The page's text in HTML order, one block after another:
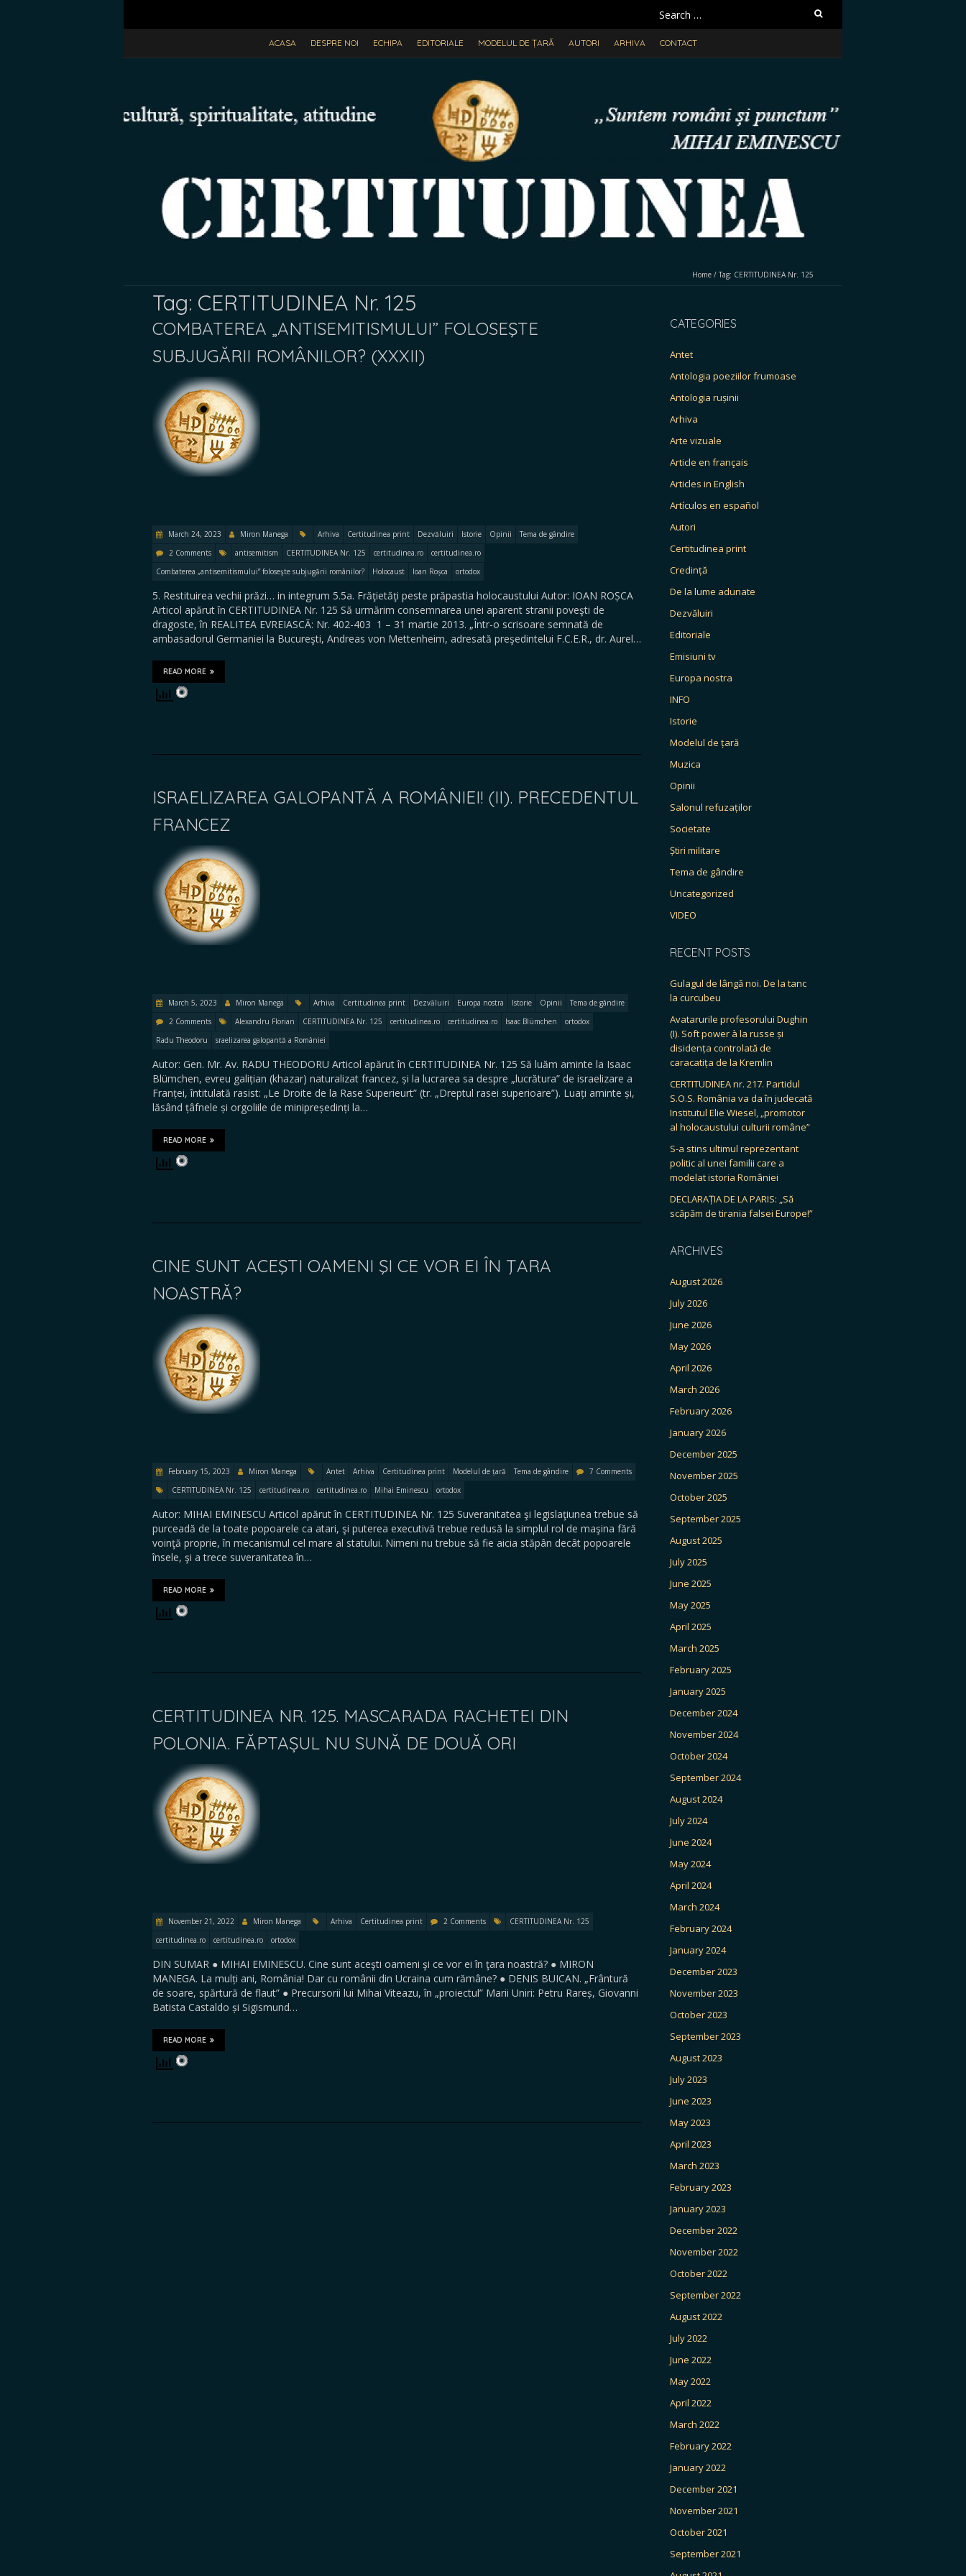
Search
for:
ACASA DESPRE NOI ECHIPA EDITORIALE MODELUL DE ȚARĂ AUTORI ARHIVA CONTACT
Home / Tag: CERTITUDINEA Nr. 125
Tag: CERTITUDINEA Nr. 125
COMBATEREA „ANTISEMITISMULUI” FOLOSEŞTE
SUBJUGĂRII ROMÂNILOR? (XXXII)
March 24, 2023 Miron Manega Arhiva Certitudinea print Dezvăluiri Istorie Opinii
Tema de gândire
2 Comments
antisemitism CERTITUDINEA Nr. 125 certitudinea.ro
certitudinea.ro
Combaterea „antisemitismului” foloseşte subjugării românilor?
Holocaust Ioan Roșca ortodox
5. Restituirea vechii prăzi… in integrum 5.5a. Frăţietăţi peste prăpastia holocaustului Autor: IOAN ROȘCA
Articol apărut în CERTITUDINEA Nr. 125 Să urmărim consemnarea unei aparent stranii poveşti de
dragoste, în REALITEA EVREIASCĂ: Nr. 402-403 1 – 31 martie 2013. „Într-o scrisoare semnată de
ambasadorul Germaniei la Bucureşti, Andreas von Mettenheim, adresată preşedintelui F.C.E.R., dr. Aurel…
READ MORE
ISRAELIZAREA GALOPANTĂ A ROMÂNIEI! (II). PRECEDENTUL
FRANCEZ
March 5, 2023 Miron Manega Arhiva Certitudinea print Dezvăluiri Europa nostra Istorie Opinii
Tema de gândire
2 Comments
Alexandru Florian CERTITUDINEA Nr. 125 certitudinea.ro certitudinea.ro Isaac Blümchen
ortodox
Radu Theodoru
sraelizarea galopantă a României
Autor: Gen. Mr. Av. RADU THEODORU Articol apărut în CERTITUDINEA Nr. 125 Să luăm aminte la Isaac
Blümchen, evreu galițian (khazar) naturalizat francez, și la lucrarea sa despre „lucrătura” de israelizare a
Franței, întitulată rasist: „Le Droite de la Rase Superieurt” (tr. „Dreptul rasei superioare”). Luați aminte și,
lăsând țâfnele și orgoliile de minipreședinți la…
READ MORE
CINE SUNT ACEŞTI OAMENI ŞI CE VOR EI ÎN ŢARA
NOASTRĂ?
February 15, 2023 Miron Manega Antet Arhiva Certitudinea print Modelul de țară Tema de gândire
7 Comments
CERTITUDINEA Nr. 125
certitudinea.ro certitudinea.ro Mihai Eminescu ortodox
Autor: MIHAI EMINESCU Articol apărut în CERTITUDINEA Nr. 125 Suveranitatea şi legislaţiunea trebue să
purceadă de la toate popoarele ca atari, şi puterea executivă trebue redusă la simplul rol de maşina fără
voinţă proprie, în mecanismul cel mare al statului. Nimeni nu trebue să fie aicia stăpân decât popoarele
însele, şi a trece suveranitatea în…
READ MORE
CERTITUDINEA NR. 125. MASCARADA RACHETEI DIN
POLONIA. FĂPTAȘUL NU SUNĂ DE DOUĂ ORI
November 21, 2022 Miron Manega Arhiva Certitudinea print 2 Comments
CERTITUDINEA Nr. 125
certitudinea.ro
certitudinea.ro ortodox
DIN SUMAR ● MIHAI EMINESCU. Cine sunt aceşti oameni şi ce vor ei în ţara noastră? ● MIRON
MANEGA. La mulți ani, România! Dar cu românii din Ucraina cum rămâne? ● DENIS BUICAN. „Frântură
de soare, spărtură de flaut” ● Precursorii lui Mihai Viteazu, în „proiectul” Marii Uniri: Petru Rareș, Giovanni
Batista Castaldo și Sigismund…
READ MORE
CATEGORIES
Antet
Antologia poeziilor frumoase
Antologia rușinii
Arhiva
Arte vizuale
Article en français
Articles in English
Artículos en español
Autori
Certitudinea print
Credință
De la lume adunate
Dezvăluiri
Editoriale
Emisiuni tv
Europa nostra
INFO
Istorie
Modelul de țară
Muzica
Opinii
Salonul refuzaților
Societate
Știri militare
Tema de gândire
Uncategorized
VIDEO
RECENT POSTS
Gulagul de lângă noi. De la tanc
la curcubeu
Avatarurile profesorului Dughin
(I). Soft power à la russe și
disidența controlată de
caracatița de la Kremlin
CERTITUDINEA nr. 217. Partidul
S.O.S. România va da în judecată
Institutul Elie Wiesel, „promotor
al holocaustului culturii române”
S-a stins ultimul reprezentant
politic al unei familii care a
modelat istoria României
DECLARAȚIA DE LA PARIS: „Să
scăpăm de tirania falsei Europe!”
ARCHIVES
August 2026
July 2026
June 2026
May 2026
April 2026
March 2026
February 2026
January 2026
December 2025
November 2025
October 2025
September 2025
August 2025
July 2025
June 2025
May 2025
April 2025
March 2025
February 2025
January 2025
December 2024
November 2024
October 2024
September 2024
August 2024
July 2024
June 2024
May 2024
April 2024
March 2024
February 2024
January 2024
December 2023
November 2023
October 2023
September 2023
August 2023
July 2023
June 2023
May 2023
April 2023
March 2023
February 2023
January 2023
December 2022
November 2022
October 2022
September 2022
August 2022
July 2022
June 2022
May 2022
April 2022
March 2022
February 2022
January 2022
December 2021
November 2021
October 2021
September 2021